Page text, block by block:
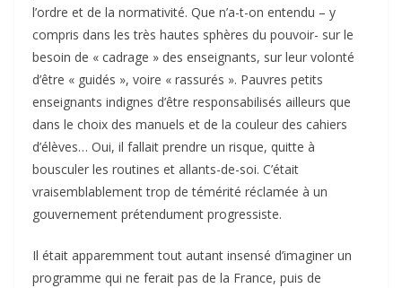
l’ordre et de la normativité. Que n’a-t-on entendu – y
compris dans les très hautes sphères du pouvoir- sur le
besoin de « cadrage » des enseignants, sur leur volonté
d’être « guidés », voire « rassurés ». Pauvres petits
enseignants indignes d’être responsabilisés ailleurs que
dans le choix des manuels et de la couleur des cahiers
d’élèves… Oui, il fallait prendre un risque, quitte à
bousculer les routines et allants-de-soi. C’était
vraisemblablement trop de témérité réclamée à un
gouvernement prétendument progressiste.
Il était apparemment tout autant insensé d’imaginer un
programme qui ne ferait pas de la France, puis de